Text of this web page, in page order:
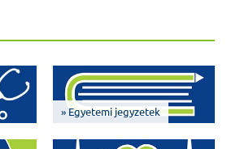
» Egyetemi jegyzetek